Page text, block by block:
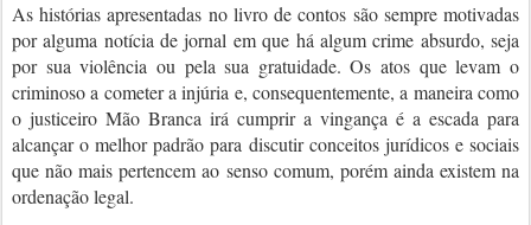
As histórias apresentadas no livro de contos são sempre motivadas
por alguma notícia de jornal em que há algum crime absurdo, seja
por sua violência ou pela sua gratuidade. Os atos que levam o
criminoso a cometer a injúria e, consequentemente, a maneira como
o justiceiro Mão Branca irá cumprir a vingança é a escada para
alcançar o melhor padrão para discutir conceitos jurídicos e sociais
que não mais pertencem ao senso comum, porém ainda existem na
ordenação legal.